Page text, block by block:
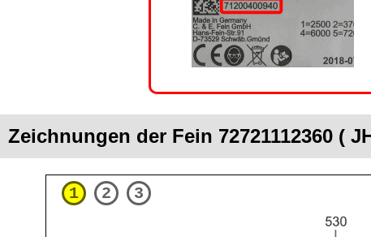
Zeichnungen der Fein 72721112360 (
1 2 3